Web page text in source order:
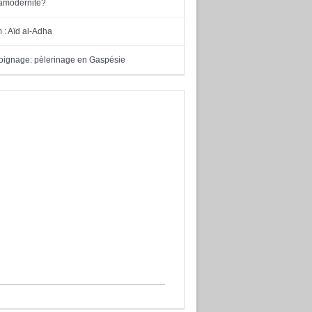
: Aïd al-Adha
pèlerinage en Gaspésie